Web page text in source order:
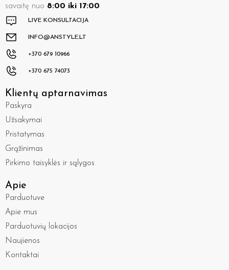
savaitę nuo 8:00 iki 17:00.
LIVE KONSULTACIJA
INFO@ANSTYLE.LT
+370 679 10966
+370 675 74073
Klientų aptarnavimas
Paskyra
Užsakymai
Pristatymas
Grąžinimas
Pirkimo taisyklės ir sąlygos
Apie
Parduotuve
Apie mus
Parduotuvių lokacijos
Naujienos
Kontaktai